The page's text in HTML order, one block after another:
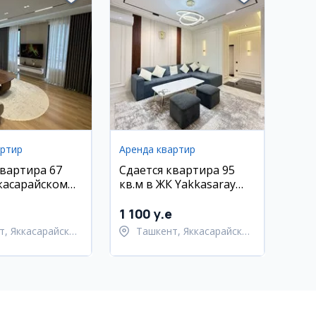
67
Яккасарайский
Аренда квартир
Сдается квартира 95
кв.м в ЖК Yakkasaray
район
1 100 y.e
Ташкент, Яккасарайский